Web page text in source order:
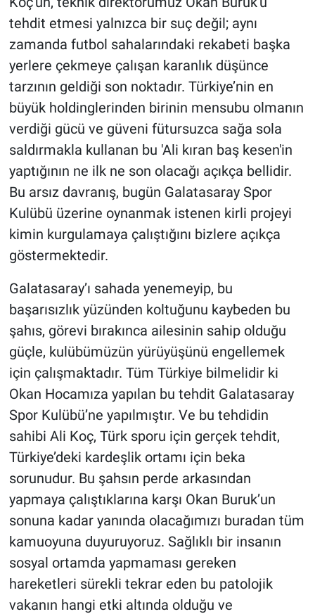
tehdit etmesi yalnızca bir suç değil; aynı
zamanda futbol sahalarındaki rekabeti başka
yerlere çekmeye çalışan karanlık düşünce
tarzının geldiği son noktadır. Türkiye’nin en
büyük holdinglerinden birinin mensubu olmanın
verdiği gücü ve güveni fütursuzca sağa sola
saldırmakla kullanan bu 'Ali kıran baş kesen'in
yaptığının ne ilk ne son olacağı açıkça bellidir.
Bu arsız davranış, bugün Galatasaray Spor
Kulübü üzerine oynanmak istenen kirli projeyi
kimin kurgulamaya çalıştığını bizlere açıkça
göstermektedir.
Galatasaray’ı sahada yenemeyip, bu
başarısızlık yüzünden koltuğunu kaybeden bu
şahıs, görevi bırakınca ailesinin sahip olduğu
güçle, kulübümüzün yürüyüşünü engellemek
için çalışmaktadır. Tüm Türkiye bilmelidir ki
Okan Hocamıza yapılan bu tehdit Galatasaray
Spor Kulübü’ne yapılmıştır. Ve bu tehdidin
sahibi Ali Koç, Türk sporu için gerçek tehdit,
Türkiye’deki kardeşlik ortamı için beka
sorunudur. Bu şahsın perde arkasından
yapmaya çalıştıklarına karşı Okan Buruk’un
sonuna kadar yanında olacağımızı buradan tüm
kamuoyuna duyuruyoruz. Sağlıklı bir insanın
sosyal ortamda yapmaması gereken
hareketleri sürekli tekrar eden bu patolojik
vakanın hangi etki altında olduğu ve